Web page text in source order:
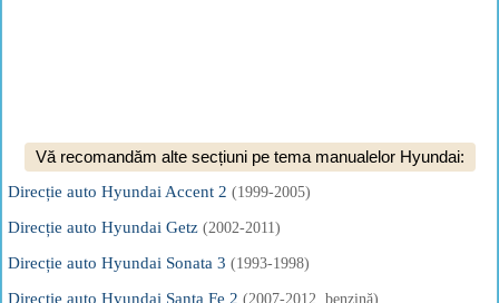
Vă recomandăm alte secțiuni pe tema manualelor Hyundai:
Direcție auto Hyundai Accent 2 (1999-2005)
Direcție auto Hyundai Getz (2002-2011)
Direcție auto Hyundai Sonata 3 (1993-1998)
Direcție auto Hyundai Santa Fe 2 (2007-2012, benzină)